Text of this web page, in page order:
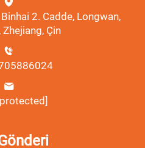
2. Cadde, Longwan,
Zhejiang, Çin